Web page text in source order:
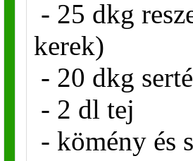
- 25 dkg
kerek)
- 20 dkg
- 2 dl tej
- kömény és